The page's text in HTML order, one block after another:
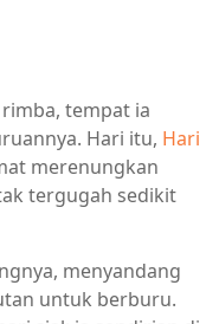
tempat ia
Hari itu, Hari
merenungkan
tergugah sedikit
menyandang
untuk berburu.